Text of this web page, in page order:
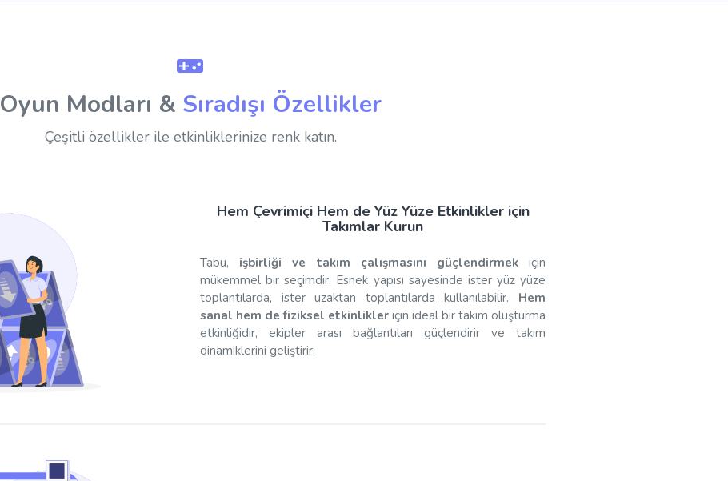
Oyun Modları & Sıradışı Özellikler
Çeşitli özellikler ile etkinliklerinize renk katın.
Hem Çevrimiçi Hem de Yüz Yüze Etkinlikler için
Takımlar Kurun
Tabu, işbirliği ve takım çalışmasını güçlendirmekiçin
mükemmel bir seçimdir. Esnek yapısı sayesinde ister yüz yüze
toplantılarda, ister uzaktan toplantılarda kullanılabilir. Hem
sanal hem de fiziksel etkinlikler için ideal bir takım oluşturma
etkinliğidir, ekipler arası bağlantıları güçlendirir ve takım
dinamiklerini geliştirir.